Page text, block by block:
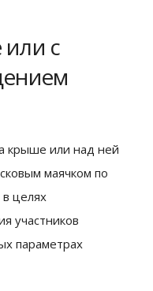
с
крыше или над ней
маячком по
целях
участников
параметрах